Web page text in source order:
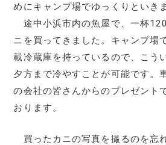
めにキャンプ場でゆっくりといき
途中小浜市内の魚屋で、一杯
ニを買ってきました。キャンプ場
載冷蔵庫を持っているので、こう
夕方まで冷やすことが可能です。
の会社の皆さんからのプレゼント
おります。
買ったカニの写真を撮るのを忘